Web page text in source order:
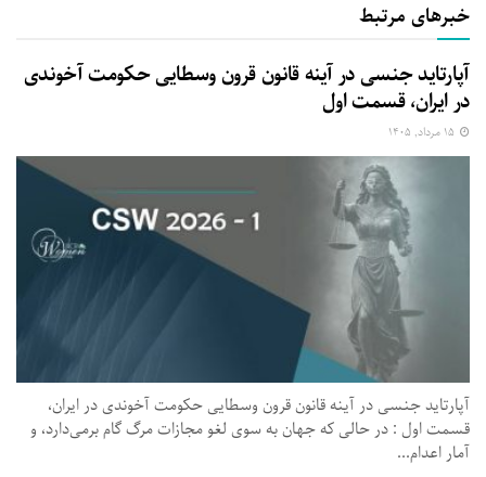
خبرهای مرتبط
آپارتاید جنسی در آینه قانون قرون وسطایی حکومت آخوندی
در ایران، قسمت اول
آپارتاید جنسی در آینه قانون قرون وسطایی حکومت آخوندی در ایران،
قسمت اول : در حالی که جهان به سوی لغو مجازات مرگ گام برمی‌دارد، و
آمار اعدام...